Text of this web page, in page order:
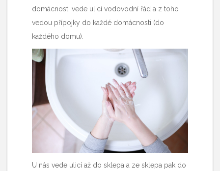
domácnosti vede ulicí vodovodní řád a z toho
vedou přípojky do každé domácnosti (do
každého domu).
U nás vede ulicí až do sklepa a ze sklepa pak do